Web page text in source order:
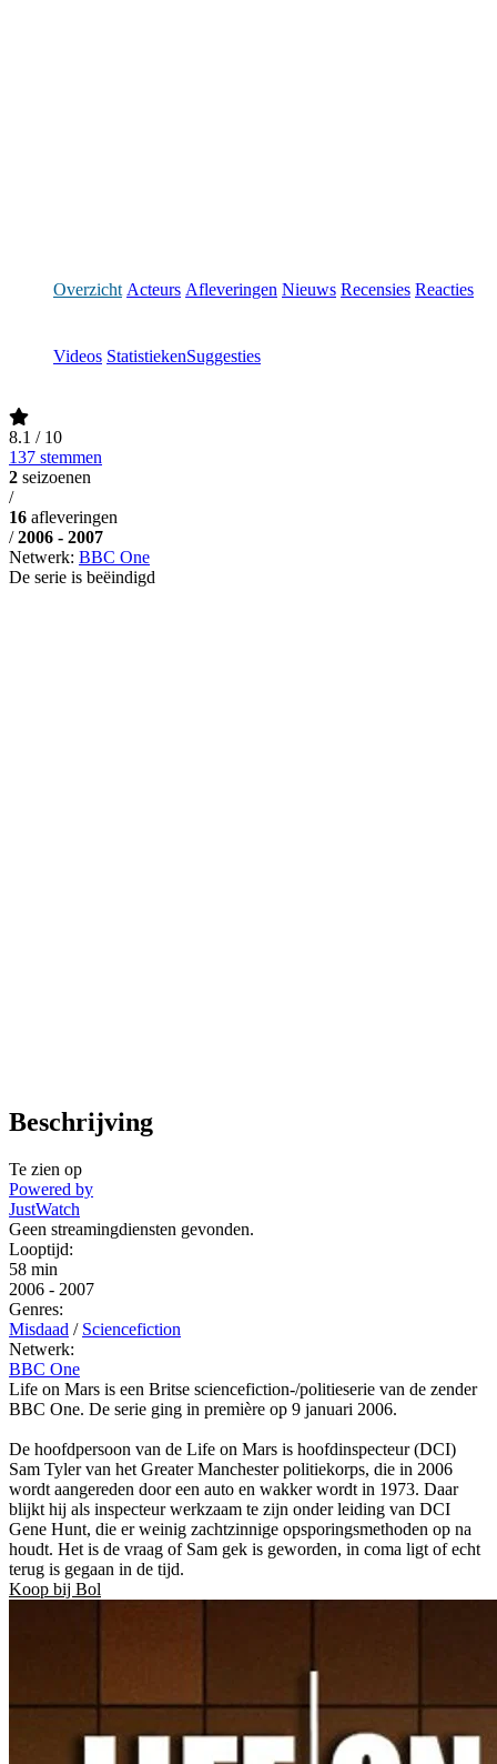
Overzicht Acteurs Afleveringen Nieuws Recensies Reacties
Videos StatistiekenSuggesties
8.1 / 10
137 stemmen
2 seizoenen
/
16 afleveringen
/ 2006 - 2007
Netwerk: BBC One
De serie is beëindigd
Beschrijving
Te zien op
Powered by
JustWatch
Geen streamingdiensten gevonden.
Looptijd:
58 min
2006 - 2007
Genres:
Misdaad / Sciencefiction
Netwerk:
BBC One
Life on Mars is een Britse sciencefiction-/politieserie van de zender
BBC One. De serie ging in première op 9 januari 2006.
De hoofdpersoon van de Life on Mars is hoofdinspecteur (DCI)
Sam Tyler van het Greater Manchester politiekorps, die in 2006
wordt aangereden door een auto en wakker wordt in 1973. Daar
blijkt hij als inspecteur werkzaam te zijn onder leiding van DCI
Gene Hunt, die er weinig zachtzinnige opsporingsmethoden op na
houdt. Het is de vraag of Sam gek is geworden, in coma ligt of echt
terug is gegaan in de tijd.
Koop bij Bol